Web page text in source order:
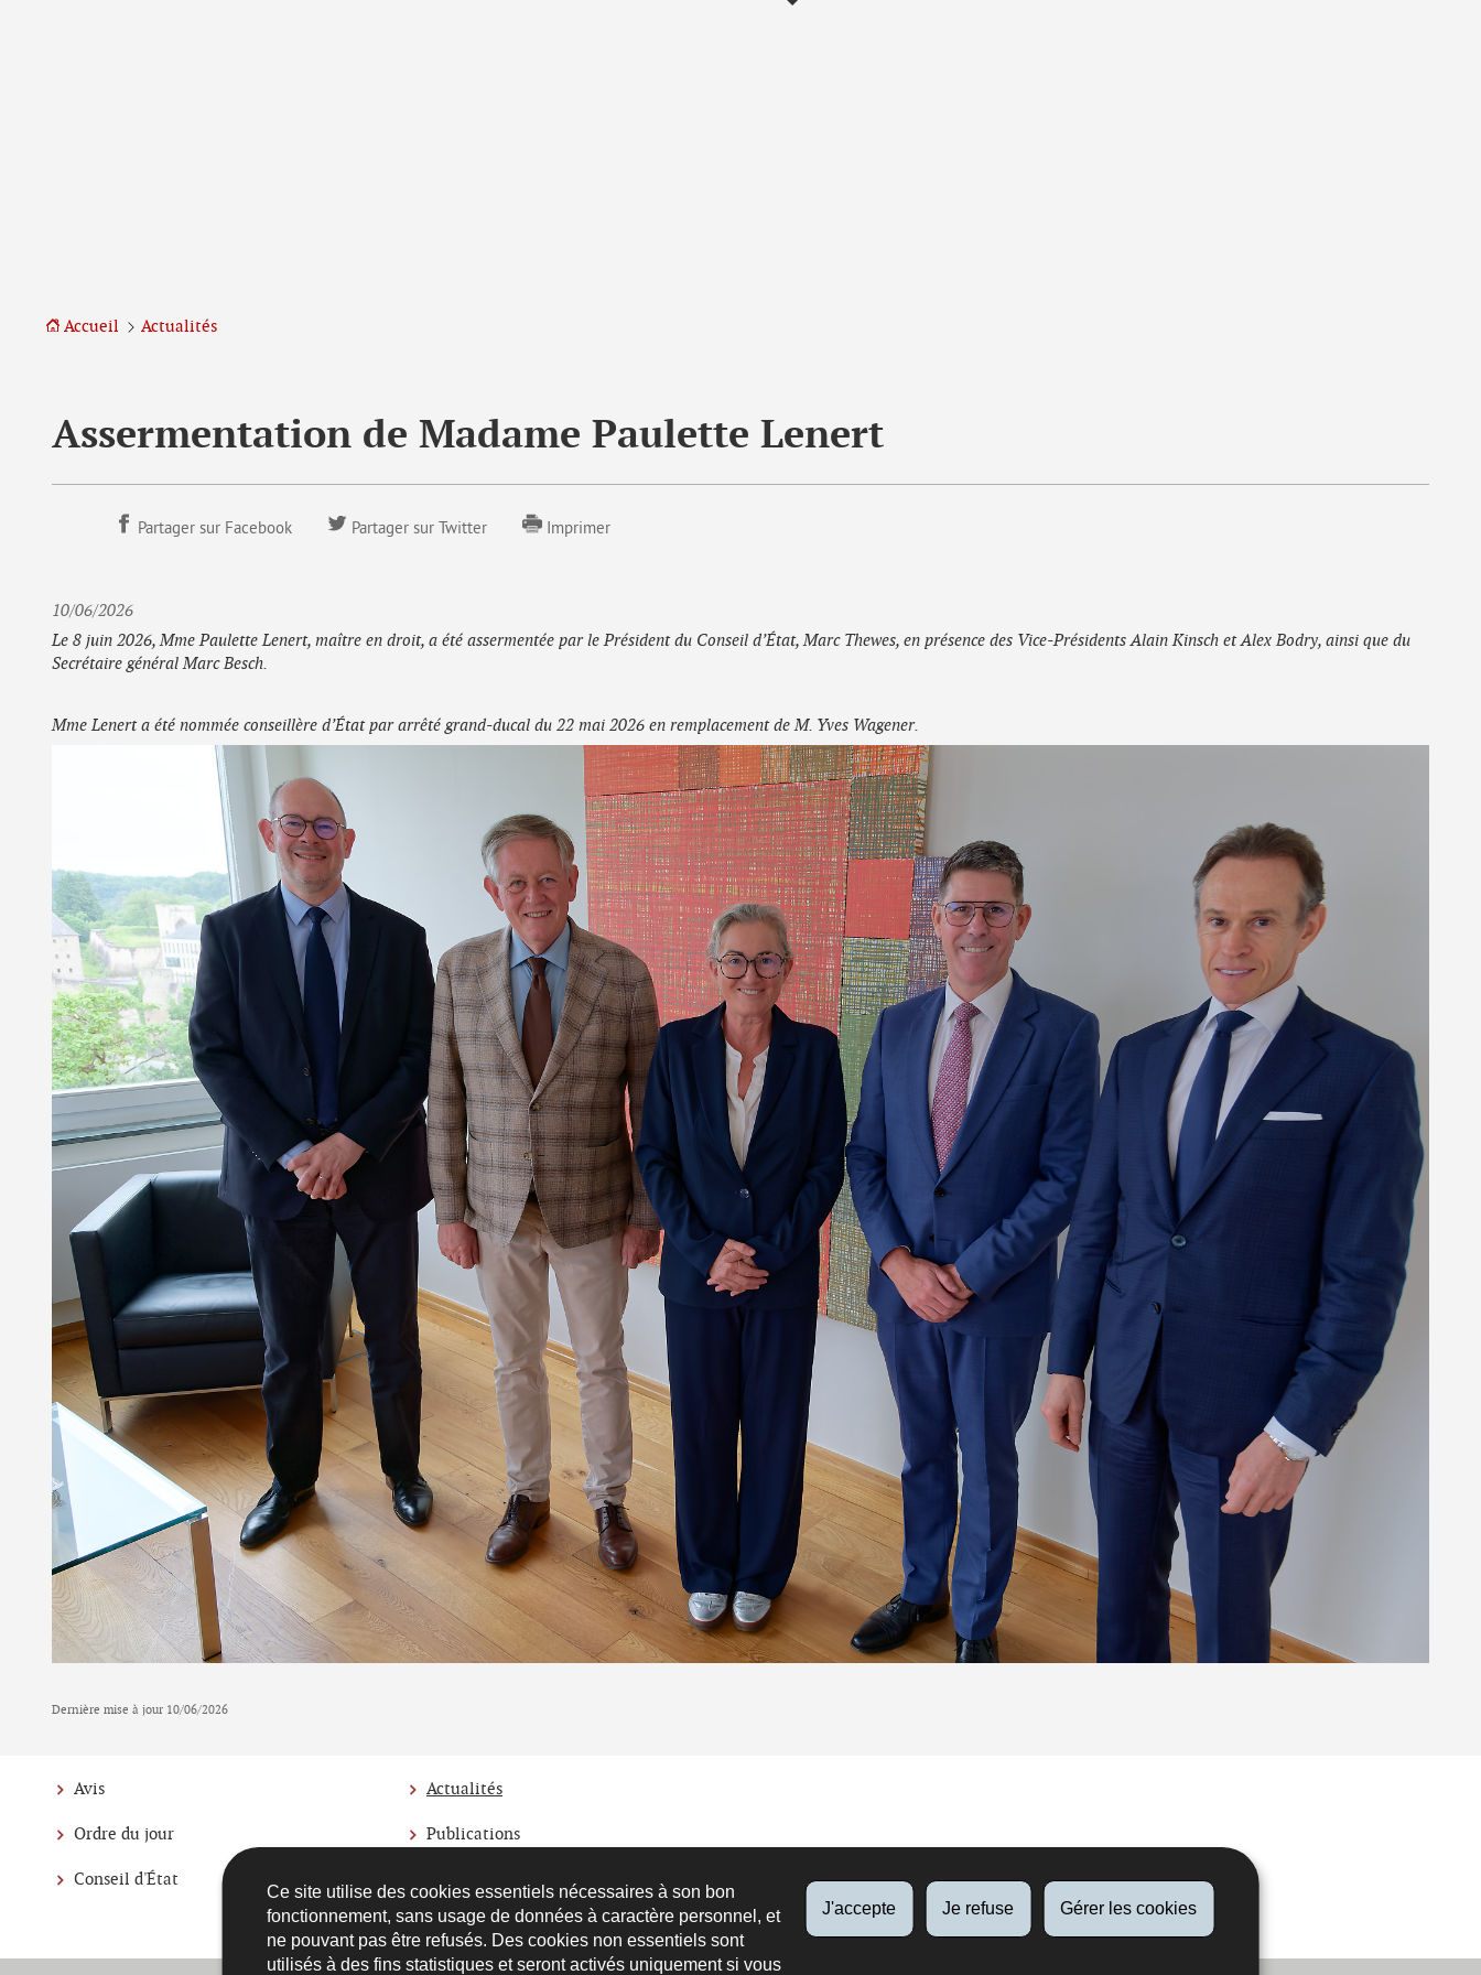
Ce site utilise des cookies essentiels nécessaires à son bon
fonctionnement, sans usage de données à caractère personnel, et
ne pouvant pas être refusés. Des cookies non essentiels sont
utilisés à des fins statistiques et seront activés uniquement si vous
J'accepte Je refuse Gérer les cookies
Accueil Actualités
Assermentation de Madame Paulette Lenert
Partager sur Facebook Partager sur Twitter Imprimer
10/06/2026
Le 8 juin 2026, Mme Paulette Lenert, maître en droit, a été assermentée par le Président du Conseil d’État, Marc Thewes, en présence des Vice-Présidents Alain Kinsch et Alex Bodry, ainsi que du
Secrétaire général Marc Besch.
Mme Lenert a été nommée conseillère d’État par arrêté grand-ducal du 22 mai 2026 en remplacement de M. Yves Wagener.
Dernière mise à jour 10/06/2026
Menu
Avis
Ordre du jour
Conseil d'État
Actualités
Publications
Annuaire